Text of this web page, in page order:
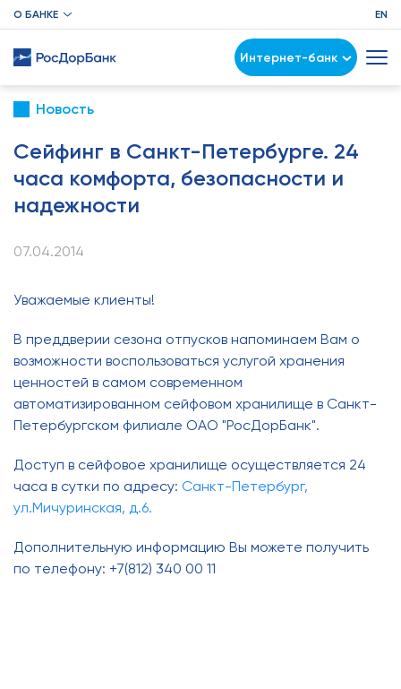
О БАНКЕ EN
Интернет-банк
Новость
Сейфинг в Санкт-Петербурге. 24
часа комфорта, безопасности и
надежности
07.04.2014
Уважаемые клиенты!
В преддверии сезона отпусков напоминаем Вам о
возможности воспользоваться услугой хранения
ценностей в самом современном
автоматизированном сейфовом хранилище в Санкт-
Петербургском филиале ОАО "РосДорБанк".
Доступ в сейфовое хранилище осуществляется 24
часа в сутки по адресу: Санкт-Петербург,
ул.Мичуринская, д.6.
Дополнительную информацию Вы можете получить
по телефону: +7(812) 340 00 11